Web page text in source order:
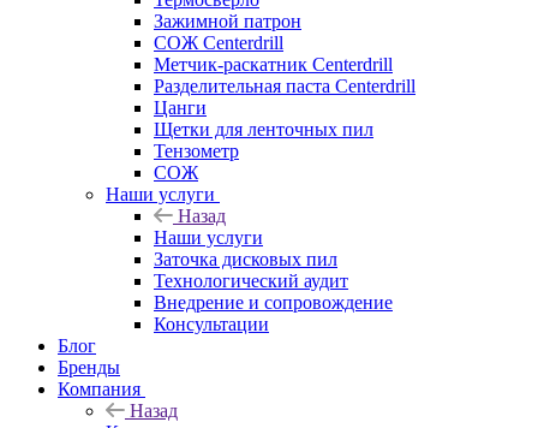
Зажимной патрон
СОЖ Centerdrill
Метчик-раскатник Centerdrill
Разделительная паста Centerdrill
Цанги
Щетки для ленточных пил
Тензометр
СОЖ
Наши услуги
Назад
Наши услуги
Заточка дисковых пил
Технологический аудит
Внедрение и сопровождение
Консультации
Блог
Бренды
Компания
Назад